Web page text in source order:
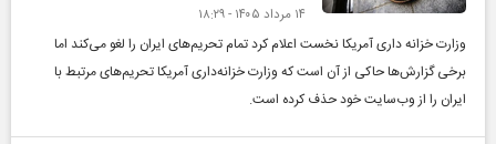
۱۴ مرداد ۱۴۰۵ - ۱۸:۲۹
وزارت خزانه داری آمریکا نخست اعلام کرد تمام تحریم‌های ایران را لغو می‌کند اما
برخی گزارش‌ها حاکی از آن است که وزارت خزانه‌داری آمریکا تحریم‌های مرتبط با
ایران را از وب‌سایت خود حذف کرده است.